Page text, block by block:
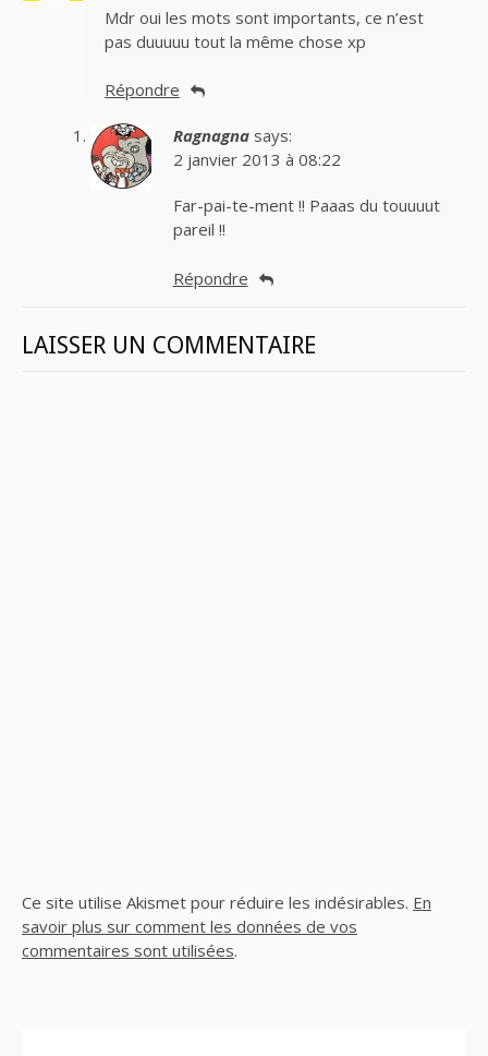
Mdr oui les mots sont importants, ce n’est
pas duuuuu tout la même chose xp
Répondre
Ragnagna says:
2 janvier 2013 à 08:22
Far-pai-te-ment !! Paaas du touuuut
pareil !!
Répondre
LAISSER UN COMMENTAIRE
Ce site utilise Akismet pour réduire les indésirables. En
savoir plus sur comment les données de vos
commentaires sont utilisées.